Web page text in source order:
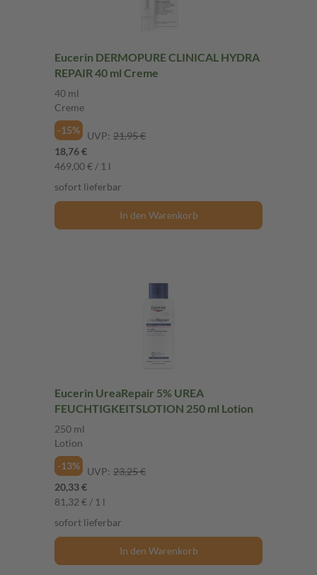
Eucerin DERMOPURE CLINICAL HYDRA
REPAIR 40 ml Creme
40 ml
Creme
-15%
UVP: 21,95 €
18,76 €
469,00 € / 1 l
sofort lieferbar
In den Warenkorb
Eucerin UreaRepair 5% UREA
FEUCHTIGKEITSLOTION 250 ml Lotion
250 ml
Lotion
-13%
UVP: 23,25 €
20,33 €
81,32 € / 1 l
sofort lieferbar
In den Warenkorb